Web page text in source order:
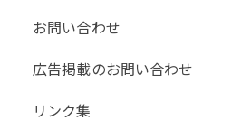
お問い合わせ
広告掲載のお問い合わせ
リンク集